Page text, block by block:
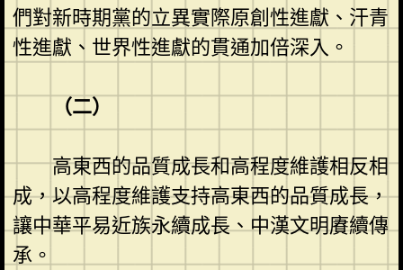
們對新時期黨的立異實際原創性進獻、汗青
性進獻、世界性進獻的貫通加倍深入。
（二）
高東西的品質成長和高程度維護相反相
成，以高程度維護支持高東西的品質成長，
讓中華平易近族永續成長、中漢文明賡續傳
承。